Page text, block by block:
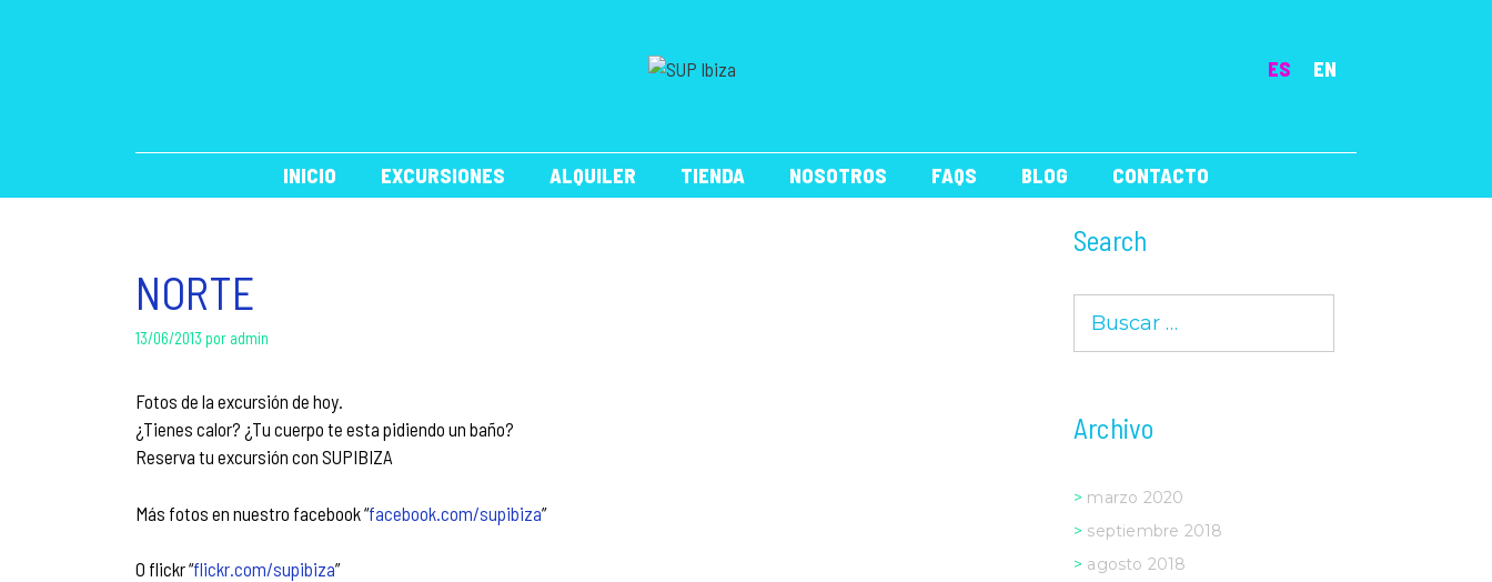
ES EN
INICIO EXCURSIONES ALQUILER TIENDA NOSOTROS FAQS BLOG CONTACTO
NORTE
13/06/2013 por admin
Fotos de la excursión de hoy.
¿Tienes calor? ¿Tu cuerpo te esta pidiendo un baño?
Reserva tu excursión con SUPIBIZA
Más fotos en nuestro facebook “facebook.com/supibiza”
O flickr “flickr.com/supibiza”
Search
Archivo
marzo 2020
septiembre 2018
agosto 2018